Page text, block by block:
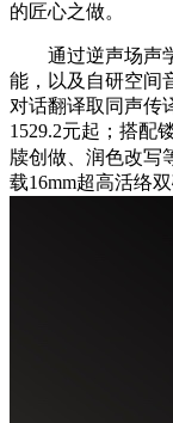
的匠心之做。
通过逆声场声学
能，以及自研空间
对话翻译取同声传
1529.2元起；搭配
牍创做、润色改写
载16mm超高活络